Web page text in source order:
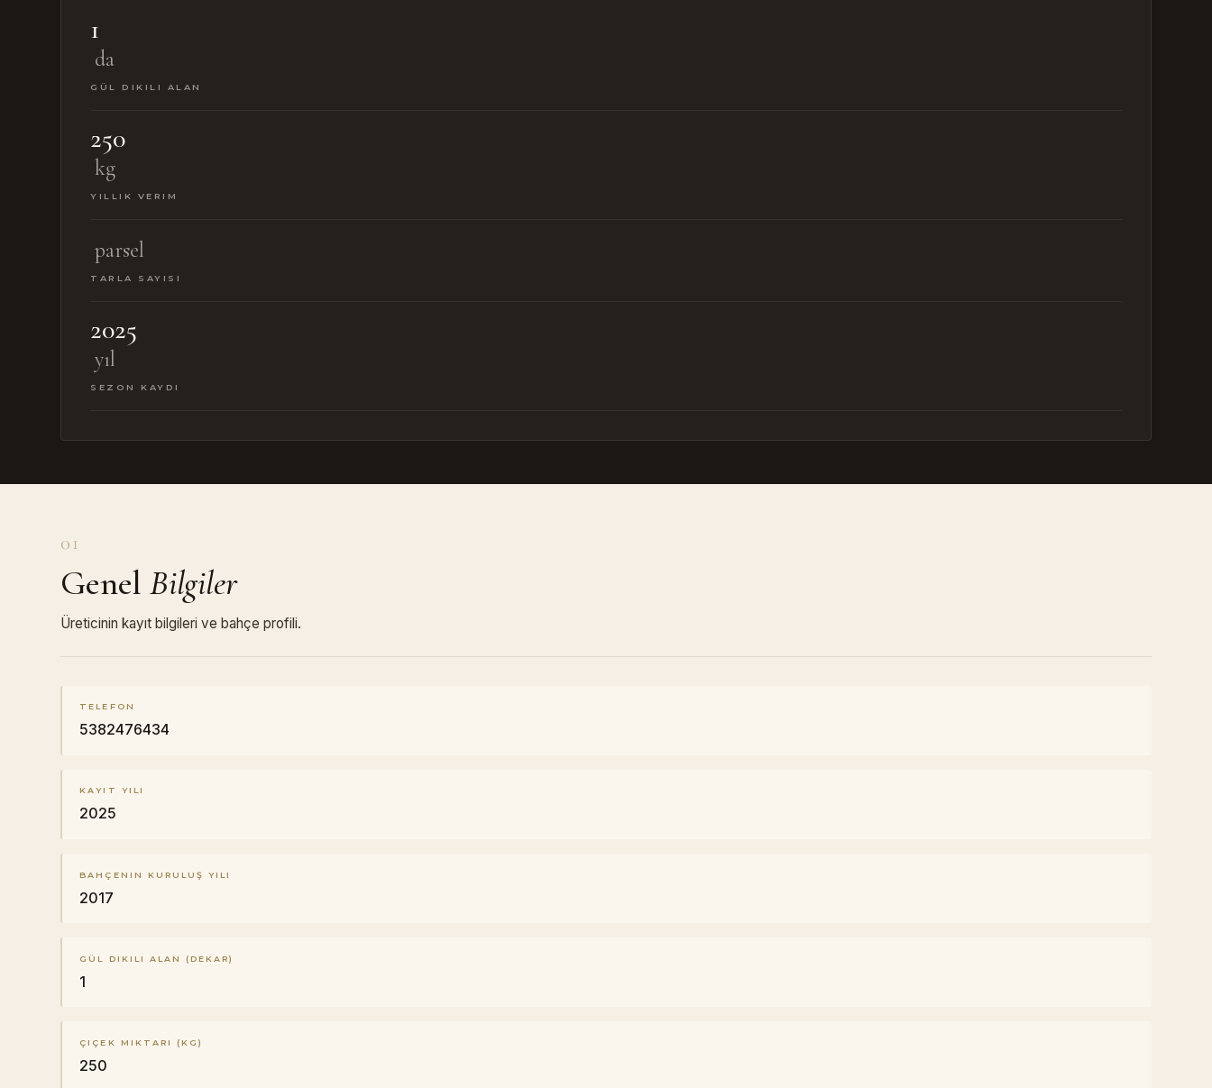
1
da
GÜL DIKILI ALAN
250
kg
YILLIK VERIM
parsel
TARLA SAYISI
2025
yıl
SEZON KAYDI
01
GenelBilgiler
Üreticinin kayıt bilgileri ve bahçe profili.
TELEFON
5382476434
KAYIT YILI
2025
BAHÇENIN KURULUŞ YILI
2017
GÜL DIKILI ALAN (DEKAR)
1
ÇIÇEK MIKTARI (KG)
250